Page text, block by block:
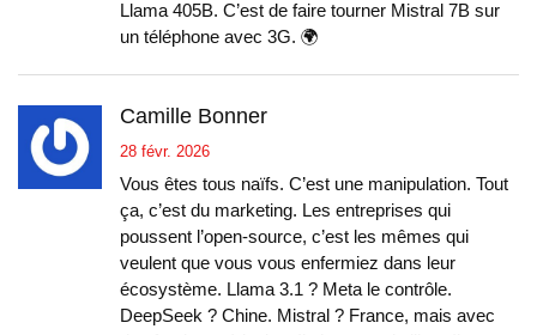
Llama 405B. C’est de faire tourner Mistral 7B sur
un téléphone avec 3G. 🌍
Camille Bonner
28 févr. 2026
Vous êtes tous naïfs. C’est une manipulation. Tout
ça, c’est du marketing. Les entreprises qui
poussent l’open-source, c’est les mêmes qui
veulent que vous vous enfermiez dans leur
écosystème. Llama 3.1 ? Meta le contrôle.
DeepSeek ? Chine. Mistral ? France, mais avec